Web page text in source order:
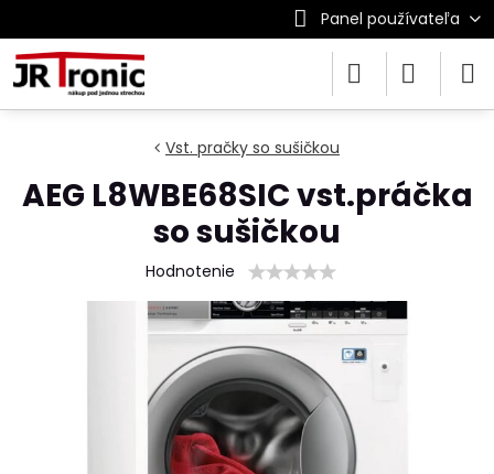
Panel používateľa
Vst. pračky so sušičkou
AEG L8WBE68SIC vst.práčka
so sušičkou
Hodnotenie